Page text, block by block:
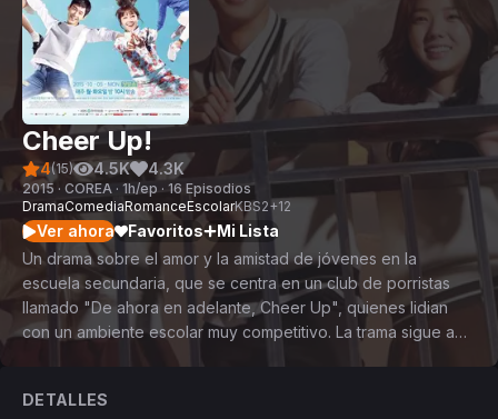
Cheer Up!
4(15) 4.5K 4.3K
2015 · COREA · 1h/ep · 16 Episodios
DramaComediaRomanceEscolarKBS2+12
Ver ahora Favoritos
Mi Lista
Un drama sobre el amor y la amistad de jóvenes en la
escuela secundaria, que se centra en un club de porristas
llamado "De ahora en adelante, Cheer Up", quienes lidian
con un ambiente escolar muy competitivo. La trama sigue a
disfruta sus días de estudiante al lado de su mejor amigo Ha
DETALLES